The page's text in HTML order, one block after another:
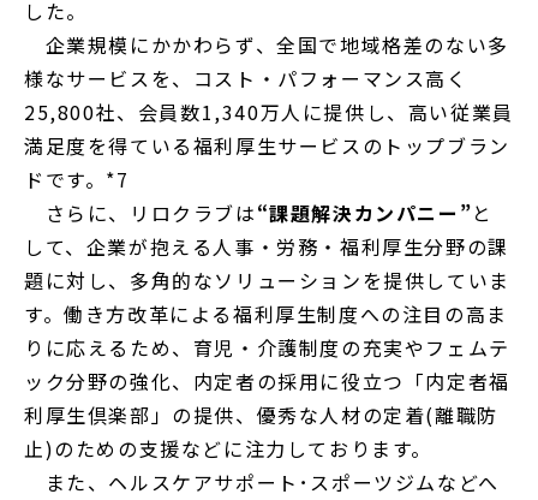
した。
企業規模にかかわらず、全国で地域格差のない多
様なサービスを、コスト・パフォーマンス高く
25,800社、会員数1,340万人に提供し、高い従業員
満足度を得ている福利厚生サービスのトップブラン
ドです。*7
さらに、リロクラブは“課題解決カンパニー”と
して、企業が抱える人事・労務・福利厚生分野の課
題に対し、多角的なソリューションを提供していま
す。働き方改革による福利厚生制度への注目の高ま
りに応えるため、育児・介護制度の充実やフェムテ
ック分野の強化、内定者の採用に役立つ「内定者福
利厚生倶楽部」の提供、優秀な人材の定着(離職防
止)のための支援などに注力しております。
また、ヘルスケアサポート･スポーツジムなどへ